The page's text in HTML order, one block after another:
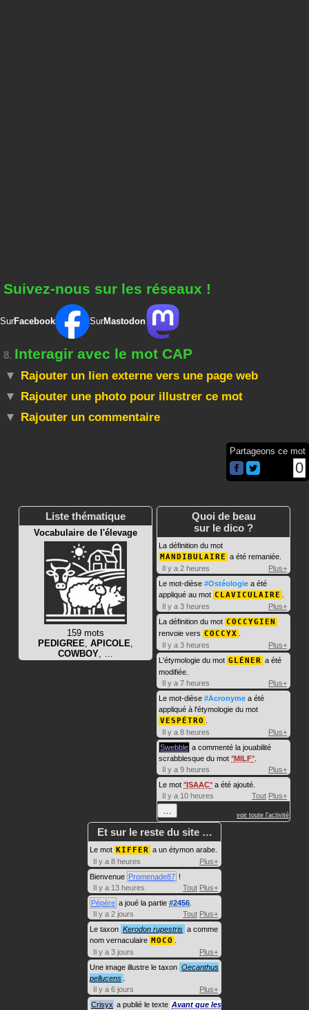
Suivez-nous sur les réseaux !
SurFacebook SurMastodon
8. Interagir avec le mot CAP
Rajouter un lien externe vers une page web
Rajouter une photo pour illustrer ce mot
Rajouter un commentaire
Partageons ce mot
0
Liste thématique
Vocabulaire de l'élevage
159 mots
PEDIGREE APICOLE
COWBOY
Quoi de beau
sur le dico ?
La définition du mot
MANDIBULAIRE a été remaniée.
Il y a 2 heures
Plus+
Le mot-dièse #Ostéologie a été
appliqué au mot CLAVICULAIRE
Il y a 3 heures
Plus+
La définition du mot COCCYGIEN
renvoie vers COCCYX
Il y a 3 heures
Plus+
L'étymologie du mot GLÉNER a été
modifiée.
Il y a 7 heures
Plus+
Le mot-dièse #Acronyme a été
appliqué à l'étymologie du mot
VESPÉTRO
Il y a 8 heures
Plus+
Swebble a commenté la jouabilité
scrabblesque du mot MILF
Il y a 9 heures
Plus+
Le mot ISAAC a été ajouté.
Il y a 10 heures
Tout Plus+
voir toute l'activité
Et sur le reste du site …
Le mot KIFFER a un étymon arabe.
Il y a 8 heures
Plus+
Bienvenue Promenade87 !
Il y a 13 heures
Tout Plus+
Pépère a joué la partie #2456
Il y a 2 jours
Tout Plus+
Le taxon Kerodon rupestris a comme
nom vernaculaire MOCO
Il y a 3 jours
Plus+
Une image illustre le taxon Oecanthus
pellucens
Il y a 6 jours
Plus+
Crisyx a publié le texte Avant que les